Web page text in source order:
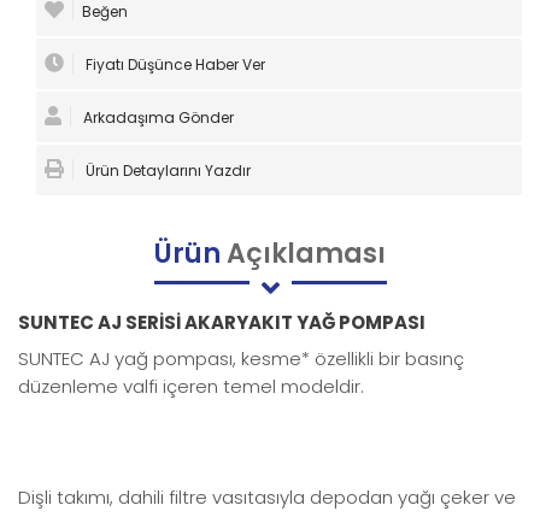
Beğen
Fiyatı Düşünce Haber Ver
Arkadaşıma Gönder
Ürün Detaylarını Yazdır
ÜrünAçıklaması
SUNTEC AJ SERİSİ AKARYAKIT YAĞ POMPASI
SUNTEC AJ yağ pompası, kesme* özellikli bir basınç
düzenleme valfi içeren temel modeldir.
Dişli takımı, dahili filtre vasıtasıyla depodan yağı çeker ve